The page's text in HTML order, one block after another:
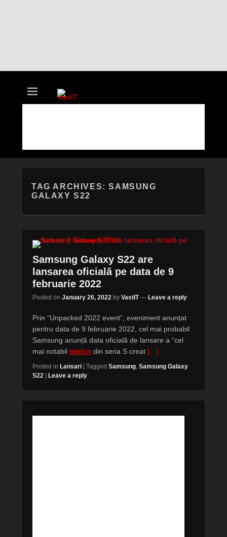
vastIT.ro
Blog de Tehnologie
TAG ARCHIVES:SAMSUNG
GALAXY S22
Samsung Galaxy S22 are
lansarea oficială pe data de 9
februarie 2022
Posted on January 26, 2022 by VastIT — Leave a reply
Prin “Unpacked 2022 event”, eveniment anunțat
pentru data de 9 februarie 2022, cel mai probabil
Samsung anunță data oficială de lansare a “cel
mai notabil telefon din seria S creat […]
Posted in Lansari Tagged Samsung, Samsung Galaxy
S22
Leave a reply